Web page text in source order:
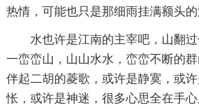
热情，可能也只是那细雨挂满额头的
水也许是江南的主宰吧，山翻
一峦峦山，山山水水，峦峦不断的
伴起二胡的菱歌，或许是静寞，或
怅，或许是神迷，很多心思全在手